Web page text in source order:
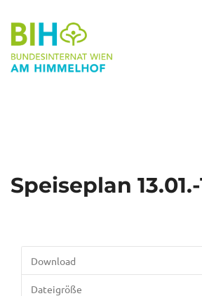
Speiseplan 13.01.-
Download
Dateigröße